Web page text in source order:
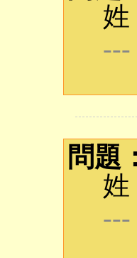
---
問題：
---